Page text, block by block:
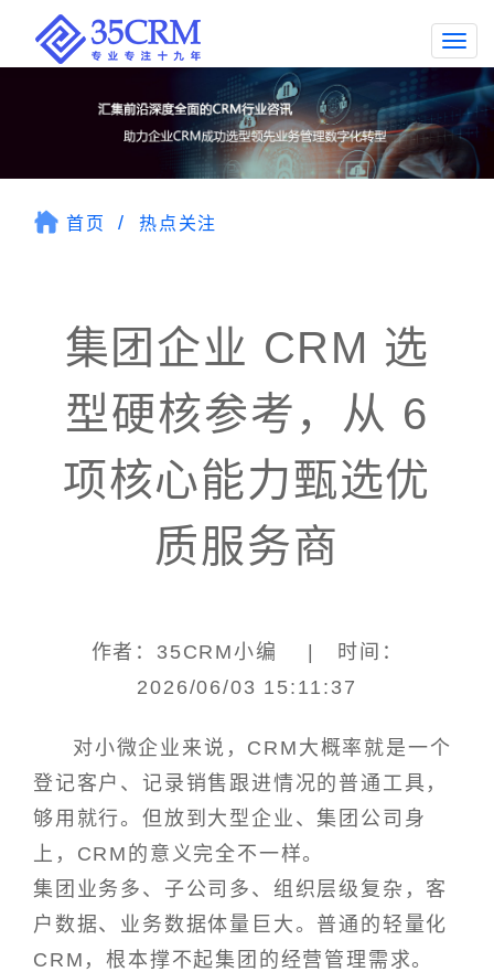
首页 热点关注
集团企业 CRM 选
型硬核参考，从 6
项核心能力甄选优
质服务商
作者：35CRM小编 | 时间：
2026/06/03 15:11:37
对小微企业来说，CRM大概率就是一个
登记客户、记录销售跟进情况的普通工具，
够用就行。但放到大型企业、集团公司身
上，CRM的意义完全不一样。
集团业务多、子公司多、组织层级复杂，客
户数据、业务数据体量巨大。普通的轻量化
CRM，根本撑不起集团的经营管理需求。